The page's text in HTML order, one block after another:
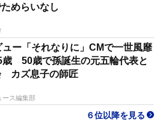
めらいなし
ュー「それなりに」CMで一世風靡
歳 50歳で孫誕生の元五輪代表と
カズ息子の師匠
ース編集部
６位以降を見る